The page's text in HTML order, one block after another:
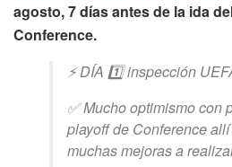
agosto, 7 días antes de la ida
Conference.
⚡️ DÍA 1️⃣ inspección
✅ Mucho optimismo con
playoff de Conference
muchas mejoras a